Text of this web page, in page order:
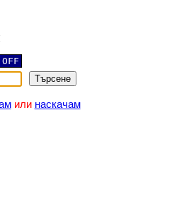
OFF
Търсене
или наскачам